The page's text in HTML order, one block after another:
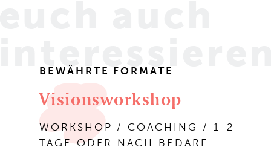
BEWÄHRTE FORMATE
Visionsworkshop
WORKSHOP / COACHING / 1-2
TAGE ODER NACH BEDARF